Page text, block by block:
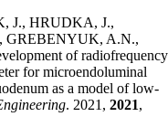
J., HRUDKA, J.,
GREBENYUK, A.N.,
of radiofrequency
for microendoluminal
as a model of low-
. 2021, 2021,